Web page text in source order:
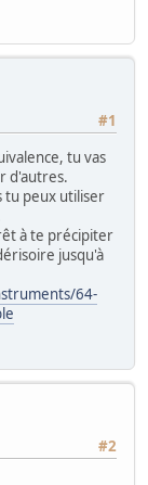
#1
tu vas
d'autres.
tu peux utiliser
à te précipiter
jusqu'à
64-
#2